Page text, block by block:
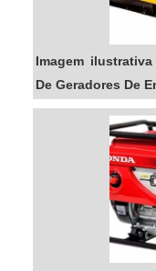
manutenção
gerador de
Energia24Horas
especialistas
Veja mais:
Grupo Gerador
Imagem
De Geradores De